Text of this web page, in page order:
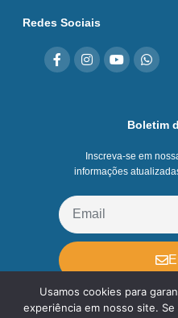
Redes Sociais
Boletim
Inscreva-se em
informações
Usamos cookies para
experiência em nosso site.